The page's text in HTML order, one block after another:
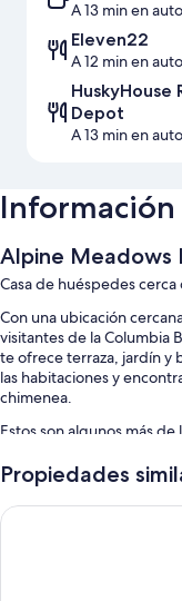
A 13 min en auto
Eleven22
A 12 min en auto
HuskyHouse
Depot
A 13 min en auto
Alpine Meadows
Casa de huéspedes
Con una ubicación
visitantes de la Columbia
te ofrece terraza, jardín y
las habitaciones y
chimenea.
Estos son algunos más
Estacionamiento gratis
Propiedades
Lodge and Lantern